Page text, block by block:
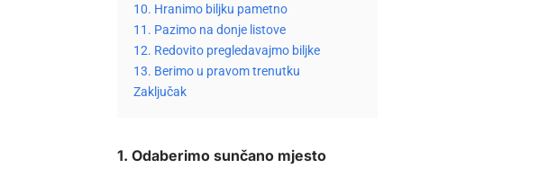
10. Hranimo biljku pametno
11. Pazimo na donje listove
12. Redovito pregledavajmo biljke
13. Berimo u pravom trenutku
Zaključak
1. Odaberimo sunčano mjesto